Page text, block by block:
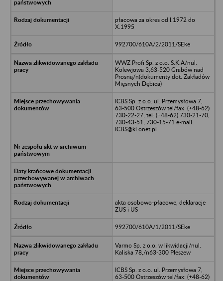
płacowa za okres od I.1972 do
X.1995
992700/610A/2/2011/SEke
WWŻ Profi Sp. z o.o. S.K.A/nul.
Kolewjowa 3,63-520 Grabów nad
Prosną/n(dokumenty dot. Zakładów
Mięsnych Dębica)
ICBS Sp. z o.o. ul. Przemysłowa 7,
63-500 Ostrzeszów tel/fax: (+48-62)
730-22-27, tel: (+48-62) 730-21-70;
730-43-51; 730-15-71 e-mail:
ICBS@kl.onet.pl
akta osobowo-płacowe, deklaracje
ZUS i US
992700/610A/1/2011/SEke
Varmo Sp. z o.o. w likwidacji/nul.
Kaliska 78,/n63-300 Pleszew
ICBS Sp. z o.o. ul. Przemysłowa 7,
63-500 Ostrzeszów tel/fax: (+48-62)